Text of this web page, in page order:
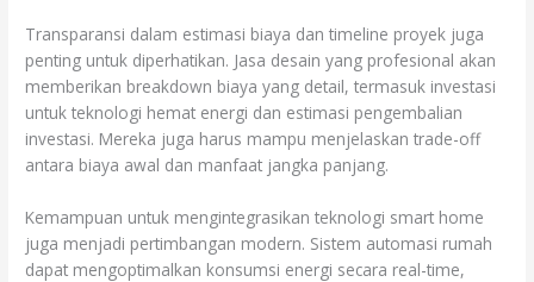
Transparansi dalam estimasi biaya dan timeline proyek juga
penting untuk diperhatikan. Jasa desain yang profesional akan
memberikan breakdown biaya yang detail, termasuk investasi
untuk teknologi hemat energi dan estimasi pengembalian
investasi. Mereka juga harus mampu menjelaskan trade-off
antara biaya awal dan manfaat jangka panjang.
Kemampuan untuk mengintegrasikan teknologi smart home
juga menjadi pertimbangan modern. Sistem automasi rumah
dapat mengoptimalkan konsumsi energi secara real-time,